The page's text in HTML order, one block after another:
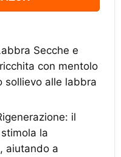
Secche e
con mentolo
sollievo alle labbra
il
la
aiutando a